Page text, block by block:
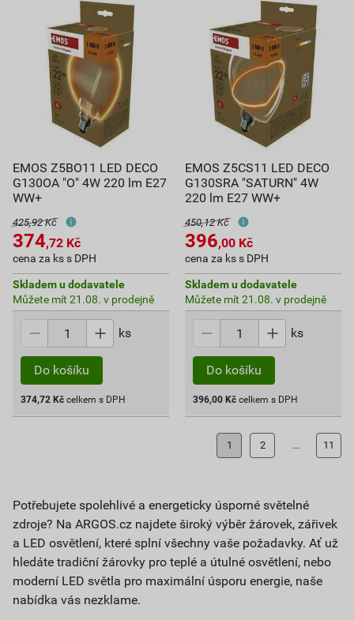
EMOS Z5BO11 LED DECO
G130OA "O" 4W 220 lm E27
WW+
425,92 Kč
374,72 Kč
cena za ks s DPH
Skladem u dodavatele
Můžete mít 21.08. v prodejně
ks
Do košíku
374,72 Kč celkem s DPH
EMOS Z5CS11 LED DECO
G130SRA "SATURN" 4W
220 lm E27 WW+
450,12 Kč
396,00 Kč
cena za ks s DPH
Skladem u dodavatele
Můžete mít 21.08. v prodejně
ks
Do košíku
396,00 Kč celkem s DPH
1 2 ... 11
Potřebujete spolehlivé a energeticky úsporné světelné
zdroje? Na ARGOS.cz najdete široký výběr žárovek, zářivek
a LED osvětlení, které splní všechny vaše požadavky. Ať už
hledáte tradiční žárovky pro teplé a útulné osvětlení, nebo
moderní LED světla pro maximální úsporu energie, naše
nabídka vás nezklame.